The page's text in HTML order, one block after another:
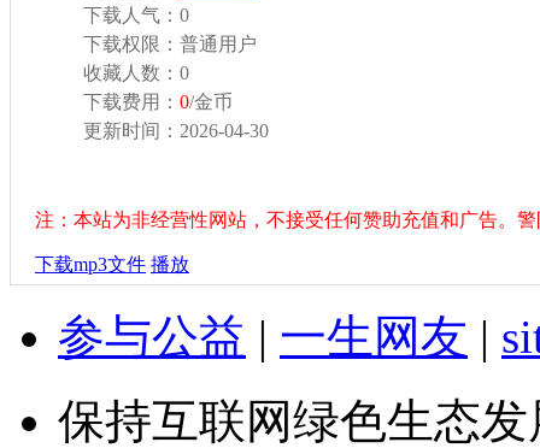
下载人气： 0
下载权限： 普通用户
收藏人数： 0
下载费用： 0/金币
更新时间： 2026-04-30
注：本站为非经营性网站，不接受任何赞助充值和广告。
下载mp3文件 播放
参与公益 | 一生网友 |
保持互联网绿色生态